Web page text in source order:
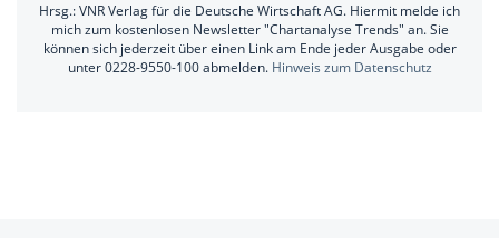
Hrsg.: VNR Verlag für die Deutsche Wirtschaft AG. Hiermit melde ich
mich zum kostenlosen Newsletter "Chartanalyse Trends" an. Sie
können sich jederzeit über einen Link am Ende jeder Ausgabe oder
unter 0228-9550-100 abmelden. Hinweis zum Datenschutz